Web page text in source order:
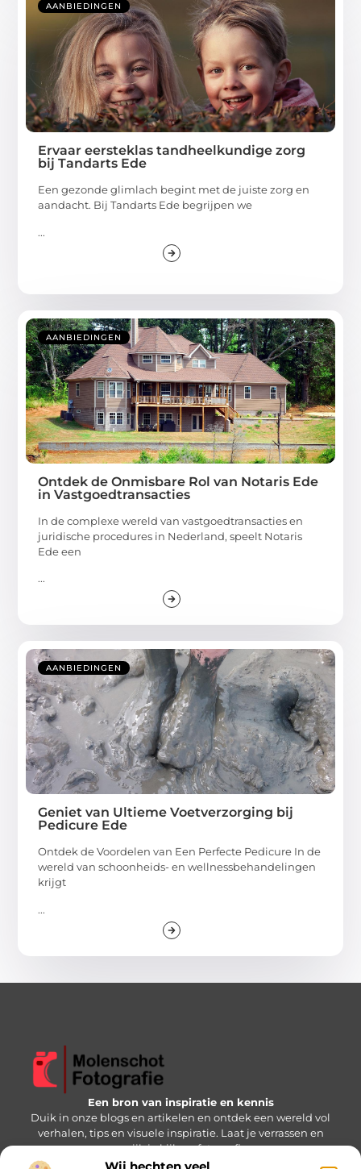
Wij hechten veel
AANBIEDINGEN
Ervaar eersteklas tandheelkundige zorg
bij Tandarts Ede
Een gezonde glimlach begint met de juiste zorg en
aandacht. Bij Tandarts Ede begrijpen we
...
AANBIEDINGEN
Ontdek de Onmisbare Rol van Notaris Ede
in Vastgoedtransacties
In de complexe wereld van vastgoedtransacties en
juridische procedures in Nederland, speelt Notaris
Ede een
...
AANBIEDINGEN
Geniet van Ultieme Voetverzorging bij
Pedicure Ede
Ontdek de Voordelen van Een Perfecte Pedicure In de
wereld van schoonheids- en wellnessbehandelingen
krijgt
...
Een bron van inspiratie en kennis
Duik in onze blogs en artikelen en ontdek een wereld vol
verhalen, tips en visuele inspiratie. Laat je verrassen en
verrijk je kijk op fotografie.